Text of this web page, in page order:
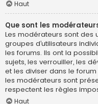
Haut
Que sont les
Les modérateurs sont des
groupes d’utilisateurs
les forums. Ils ont la
sujets, les verrouiller, les
et les diviser dans le
les modérateurs sont
respectent les règles
Haut